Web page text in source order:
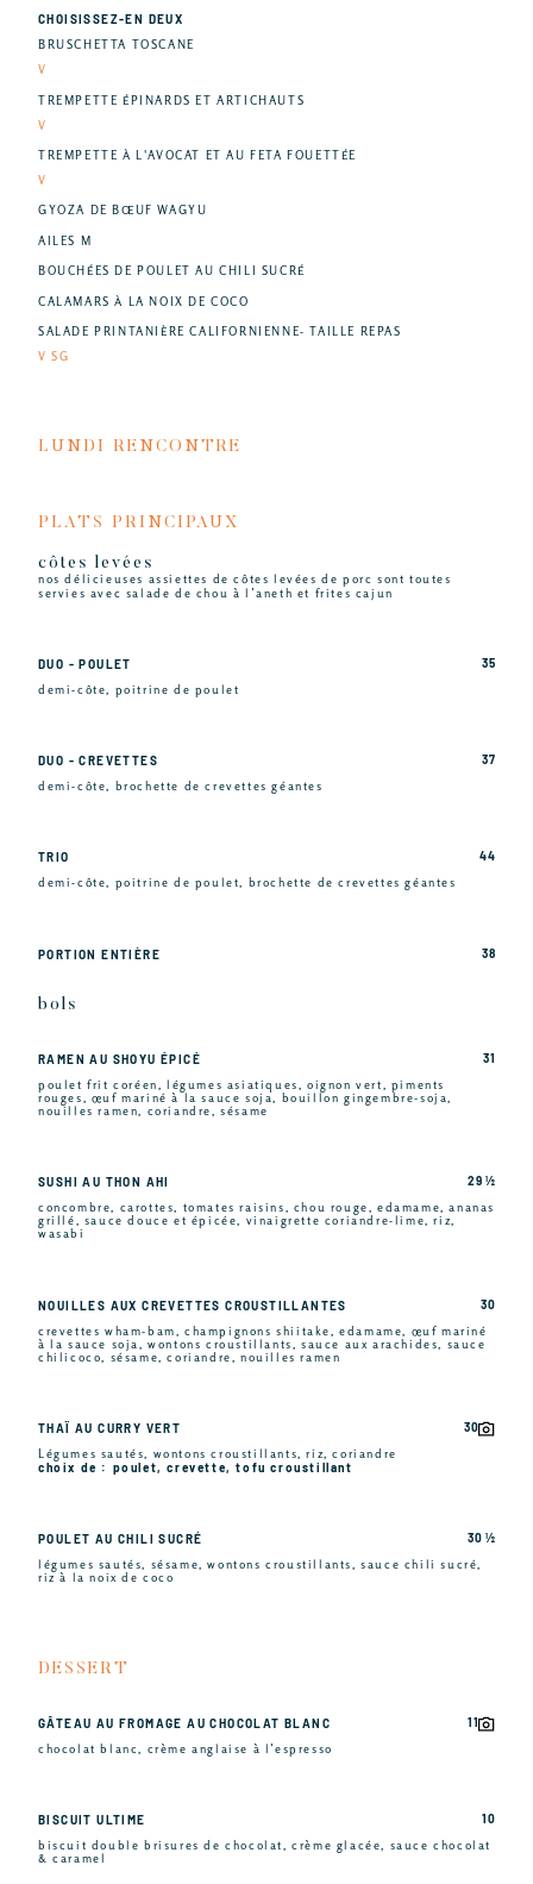
CHOISISSEZ-EN DEUX
BRUSCHETTA TOSCANE
V
TREMPETTE ÉPINARDS ET ARTICHAUTS
V
TREMPETTE À L'AVOCAT ET AU FETA FOUETTÉE
V
GYOZA DE BŒUF WAGYU
AILES M
BOUCHÉES DE POULET AU CHILI SUCRÉ
CALAMARS À LA NOIX DE COCO
SALADE PRINTANIÈRE CALIFORNIENNE- TAILLE REPAS
V SG
LUNDI RENCONTRE
PLATS PRINCIPAUX
côtes levées
nos délicieuses assiettes de côtes levées de porc sont toutes
servies avec salade de chou à l’aneth et frites cajun
DUO - POULET
demi-côte, poitrine de poulet
35
DUO - CREVETTES
demi-côte, brochette de crevettes géantes
37
TRIO
demi-côte, poitrine de poulet, brochette de crevettes géantes
44
PORTION ENTIÈRE 38
bols
RAMEN AU SHOYU ÉPICÉ
poulet frit coréen, légumes asiatiques, oignon vert, piments
rouges, œuf mariné à la sauce soja, bouillon gingembre-soja,
nouilles ramen, coriandre, sésame
31
SUSHI AU THON AHI
concombre, carottes, tomates raisins, chou rouge, edamame, ananas
grillé, sauce douce et épicée, vinaigrette coriandre-lime, riz,
wasabi
29 ½
NOUILLES AUX CREVETTES CROUSTILLANTES
crevettes wham-bam, champignons shiitake, edamame, œuf mariné
à la sauce soja, wontons croustillants, sauce aux arachides, sauce
chilicoco, sésame, coriandre, nouilles ramen
30
THAÏ AU CURRY VERT
Légumes sautés, wontons croustillants, riz, coriandre
choix de : poulet, crevette, tofu croustillant
30
POULET AU CHILI SUCRÉ
légumes sautés, sésame, wontons croustillants, sauce chili sucré,
riz à la noix de coco
30 ½
DESSERT
GÂTEAU AU FROMAGE AU CHOCOLAT BLANC
chocolat blanc, crème anglaise à l’espresso
11
BISCUIT ULTIME
biscuit double brisures de chocolat, crème glacée, sauce chocolat
& caramel
10